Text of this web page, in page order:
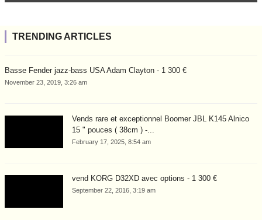
TRENDING ARTICLES
Basse Fender jazz-bass USA Adam Clayton - 1 300 €
November 23, 2019, 3:26 am
Vends rare et exceptionnel Boomer JBL K145 Alnico
15 " pouces ( 38cm ) -...
February 17, 2025, 8:54 am
vend KORG D32XD avec options - 1 300 €
September 22, 2016, 3:19 am